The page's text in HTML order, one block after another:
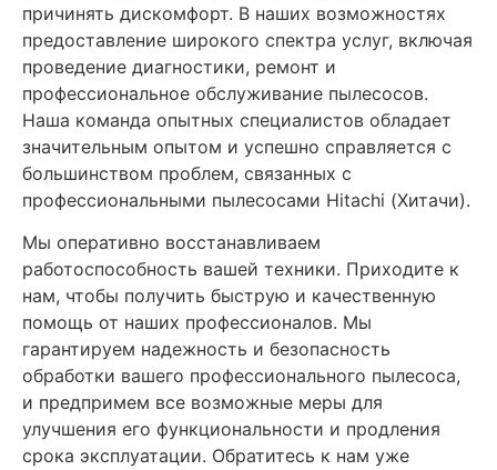
причинять дискомфорт. В наших возможностях
предоставление широкого спектра услуг, включая
проведение диагностики, ремонт и
профессиональное обслуживание пылесосов.
Наша команда опытных специалистов обладает
значительным опытом и успешно справляется с
большинством проблем, связанных с
профессиональными пылесосами Hitachi (Хитачи).
Мы оперативно восстанавливаем
работоспособность вашей техники. Приходите к
нам, чтобы получить быструю и качественную
помощь от наших профессионалов. Мы
гарантируем надежность и безопасность
обработки вашего профессионального пылесоса,
и предпримем все возможные меры для
улучшения его функциональности и продления
срока эксплуатации. Обратитесь к нам уже